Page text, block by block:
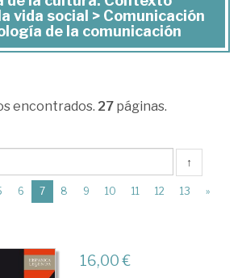
vida social > Comunicación
de la comunicación
encontrados. 27 páginas.
↑
6 7(current)
8 9 10 11 12 13 »
16,00 €